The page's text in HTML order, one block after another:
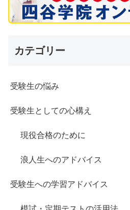
カテゴリー
受験生の悩み
受験生としての心構え
現役合格のために
浪人生へのアドバイス
受験生への学習アドバイス